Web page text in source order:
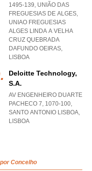
1495-139, UNIÃO DAS
FREGUESIAS DE ALGES,
UNIAO FREGUESIAS
ALGES LINDA A VELHA
CRUZ QUEBRADA
DAFUNDO OEIRAS,
LISBOA
Deloitte Technology,
S.a.
AV ENGENHEIRO DUARTE
PACHECO 7, 1070-100,
SANTO ANTONIO LISBOA,
LISBOA
Concelho